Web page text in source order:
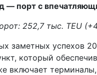
— порт с
252,7 тыс. TEU
заметных успехов
который
включает